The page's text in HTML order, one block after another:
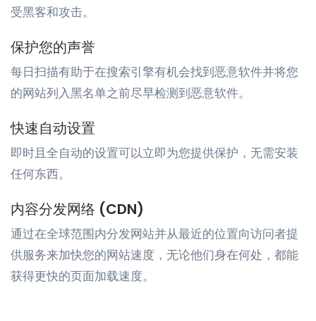
受黑客和攻击。
保护您的声誉
每日扫描有助于在搜索引擎有机会找到恶意软件并将您
的网站列入黑名单之前尽早检测到恶意软件。
快速自动设置
即时且全自动的设置可以立即为您提供保护，无需安装
任何东西。
内容分发网络 (CDN)
通过在全球范围内分发网站并从最近的位置向访问者提
供服务来加快您的网站速度，无论他们身在何处，都能
获得更快的页面加载速度。